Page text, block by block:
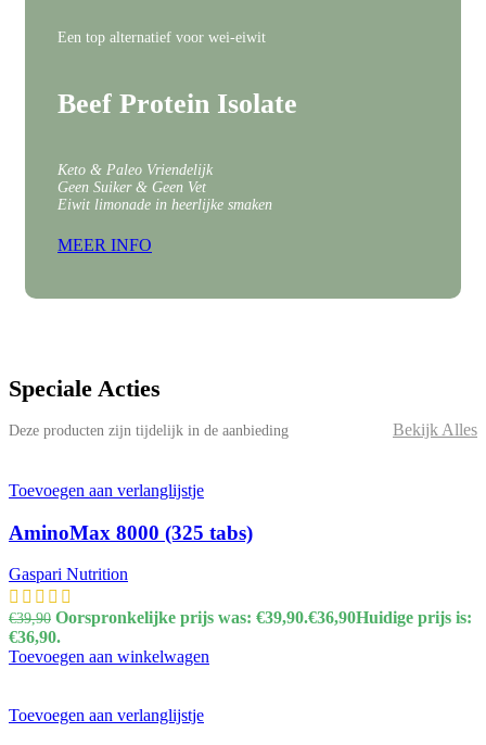
Een top alternatief voor wei-eiwit
Beef Protein Isolate
Keto & Paleo Vriendelijk
Geen Suiker & Geen Vet
Eiwit limonade in heerlijke smaken
MEER INFO
Speciale Acties
Deze producten zijn tijdelijk in de aanbieding Bekijk Alles
Toevoegen aan verlanglijstje
AminoMax 8000 (325 tabs)
Gaspari Nutrition
€39,90 Oorspronkelijke prijs was: €39,90.€36,90Huidige prijs is:
€36,90.
Toevoegen aan winkelwagen
Toevoegen aan verlanglijstje